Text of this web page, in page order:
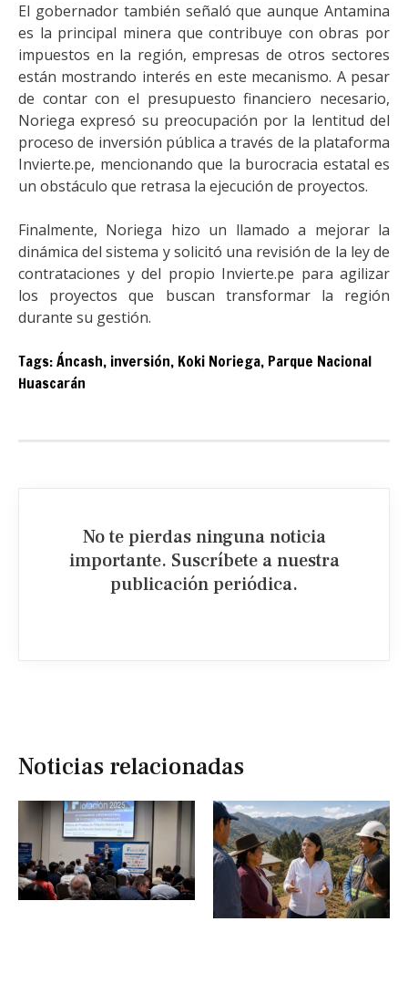
El gobernador también señaló que aunque Antamina
es la principal minera que contribuye con obras por
impuestos en la región, empresas de otros sectores
están mostrando interés en este mecanismo. A pesar
de contar con el presupuesto financiero necesario,
Noriega expresó su preocupación por la lentitud del
proceso de inversión pública a través de la plataforma
Invierte.pe, mencionando que la burocracia estatal es
un obstáculo que retrasa la ejecución de proyectos.
Finalmente, Noriega hizo un llamado a mejorar la
dinámica del sistema y solicitó una revisión de la ley de
contrataciones y del propio Invierte.pe para agilizar
los proyectos que buscan transformar la región
durante su gestión.
Tags:Áncash, inversión, Koki Noriega, Parque Nacional
Huascarán
No te pierdas ninguna noticia
importante. Suscríbete a nuestra
publicación periódica.​
Noticias relacionadas